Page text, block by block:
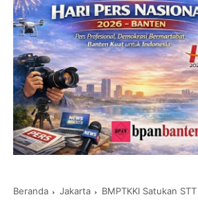
Beranda Jakarta BMPTKKI Satukan STT se-Indonesia, Tegaskan